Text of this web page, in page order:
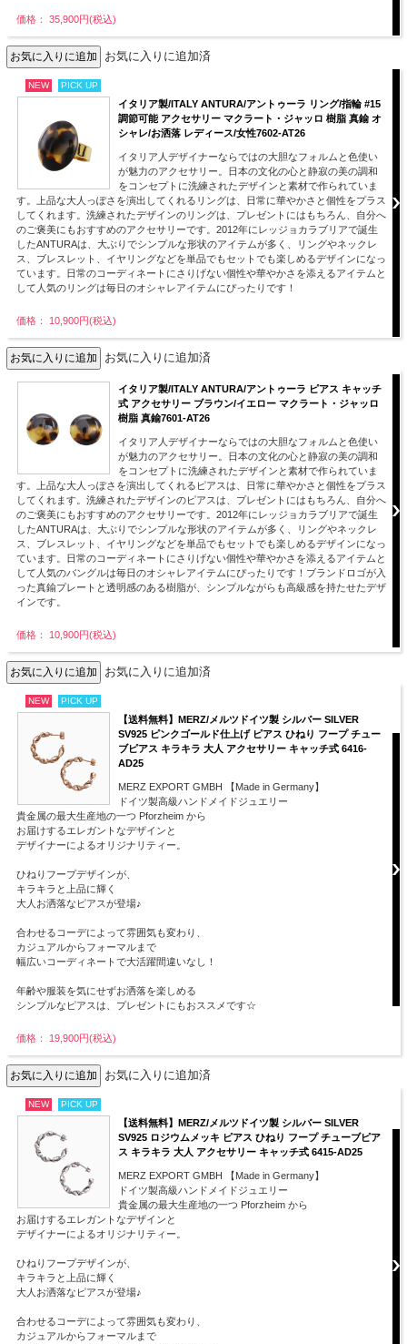
価格： 35,900円(税込)
お気に入りに追加済
NEW PICK UP
イタリア製/ITALY ANTURA/アントゥーラ リング/指輪 #15
調節可能 アクセサリー マクラート・ジャッロ 樹脂 真鍮 オ
シャレ/お洒落 レディース/女性7602-AT26
イタリア人デザイナーならではの大胆なフォルムと色使い
が魅力のアクセサリー。日本の文化の心と静寂の美の調和
をコンセプトに洗練されたデザインと素材で作られていま
す。上品な大人っぽさを演出してくれるリングは、日常に華やかさと個性をプラス
してくれます。洗練されたデザインのリングは、プレゼントにはもちろん、自分へ
のご褒美にもおすすめのアクセサリーです。2012年にレッジョカラブリアで誕生
したANTURAは、大ぶりでシンプルな形状のアイテムが多く、リングやネックレ
ス、ブレスレット、イヤリングなどを単品でもセットでも楽しめるデザインになっ
ています。日常のコーディネートにさりげない個性や華やかさを添えるアイテムと
して人気のリングは毎日のオシャレアイテムにぴったりです！
価格： 10,900円(税込)
お気に入りに追加済
イタリア製/ITALY ANTURA/アントゥーラ ピアス キャッチ
式 アクセサリー ブラウン/イエロー マクラート・ジャッロ
樹脂 真鍮7601-AT26
イタリア人デザイナーならではの大胆なフォルムと色使い
が魅力のアクセサリー。日本の文化の心と静寂の美の調和
をコンセプトに洗練されたデザインと素材で作られていま
す。上品な大人っぽさを演出してくれるピアスは、日常に華やかさと個性をプラス
してくれます。洗練されたデザインのピアスは、プレゼントにはもちろん、自分へ
のご褒美にもおすすめのアクセサリーです。2012年にレッジョカラブリアで誕生
したANTURAは、大ぶりでシンプルな形状のアイテムが多く、リングやネックレ
ス、ブレスレット、イヤリングなどを単品でもセットでも楽しめるデザインになっ
ています。日常のコーディネートにさりげない個性や華やかさを添えるアイテムと
して人気のバングルは毎日のオシャレアイテムにぴったりです！ブランドロゴが入
った真鍮プレートと透明感のある樹脂が、シンプルながらも高級感を持たせたデザ
インです。
価格： 10,900円(税込)
お気に入りに追加済
NEW PICK UP
【送料無料】MERZ/メルツドイツ製 シルバー SILVER
SV925 ピンクゴールド仕上げ ピアス ひねり フープ チュー
ブピアス キラキラ 大人 アクセサリー キャッチ式 6416-
AD25
MERZ EXPORT GMBH 【Made in Germany】
ドイツ製高級ハンドメイドジュエリー
貴金属の最大生産地の一つ Pforzheim から
お届けするエレガントなデザインと
デザイナーによるオリジナリティー。
ひねりフープデザインが、
キラキラと上品に輝く
大人お洒落なピアスが登場♪
合わせるコーデによって雰囲気も変わり、
カジュアルからフォーマルまで
幅広いコーディネートで大活躍間違いなし！
年齢や服装を気にせずお洒落を楽しめる
シンプルなピアスは、プレゼントにもおススメです☆
価格： 19,900円(税込)
お気に入りに追加済
NEW PICK UP
【送料無料】MERZ/メルツドイツ製 シルバー SILVER
SV925 ロジウムメッキ ピアス ひねり フープ チューブピア
ス キラキラ 大人 アクセサリー キャッチ式 6415-AD25
MERZ EXPORT GMBH 【Made in Germany】
ドイツ製高級ハンドメイドジュエリー
貴金属の最大生産地の一つ Pforzheim から
お届けするエレガントなデザインと
デザイナーによるオリジナリティー。
ひねりフープデザインが、
キラキラと上品に輝く
大人お洒落なピアスが登場♪
合わせるコーデによって雰囲気も変わり、
カジュアルからフォーマルまで